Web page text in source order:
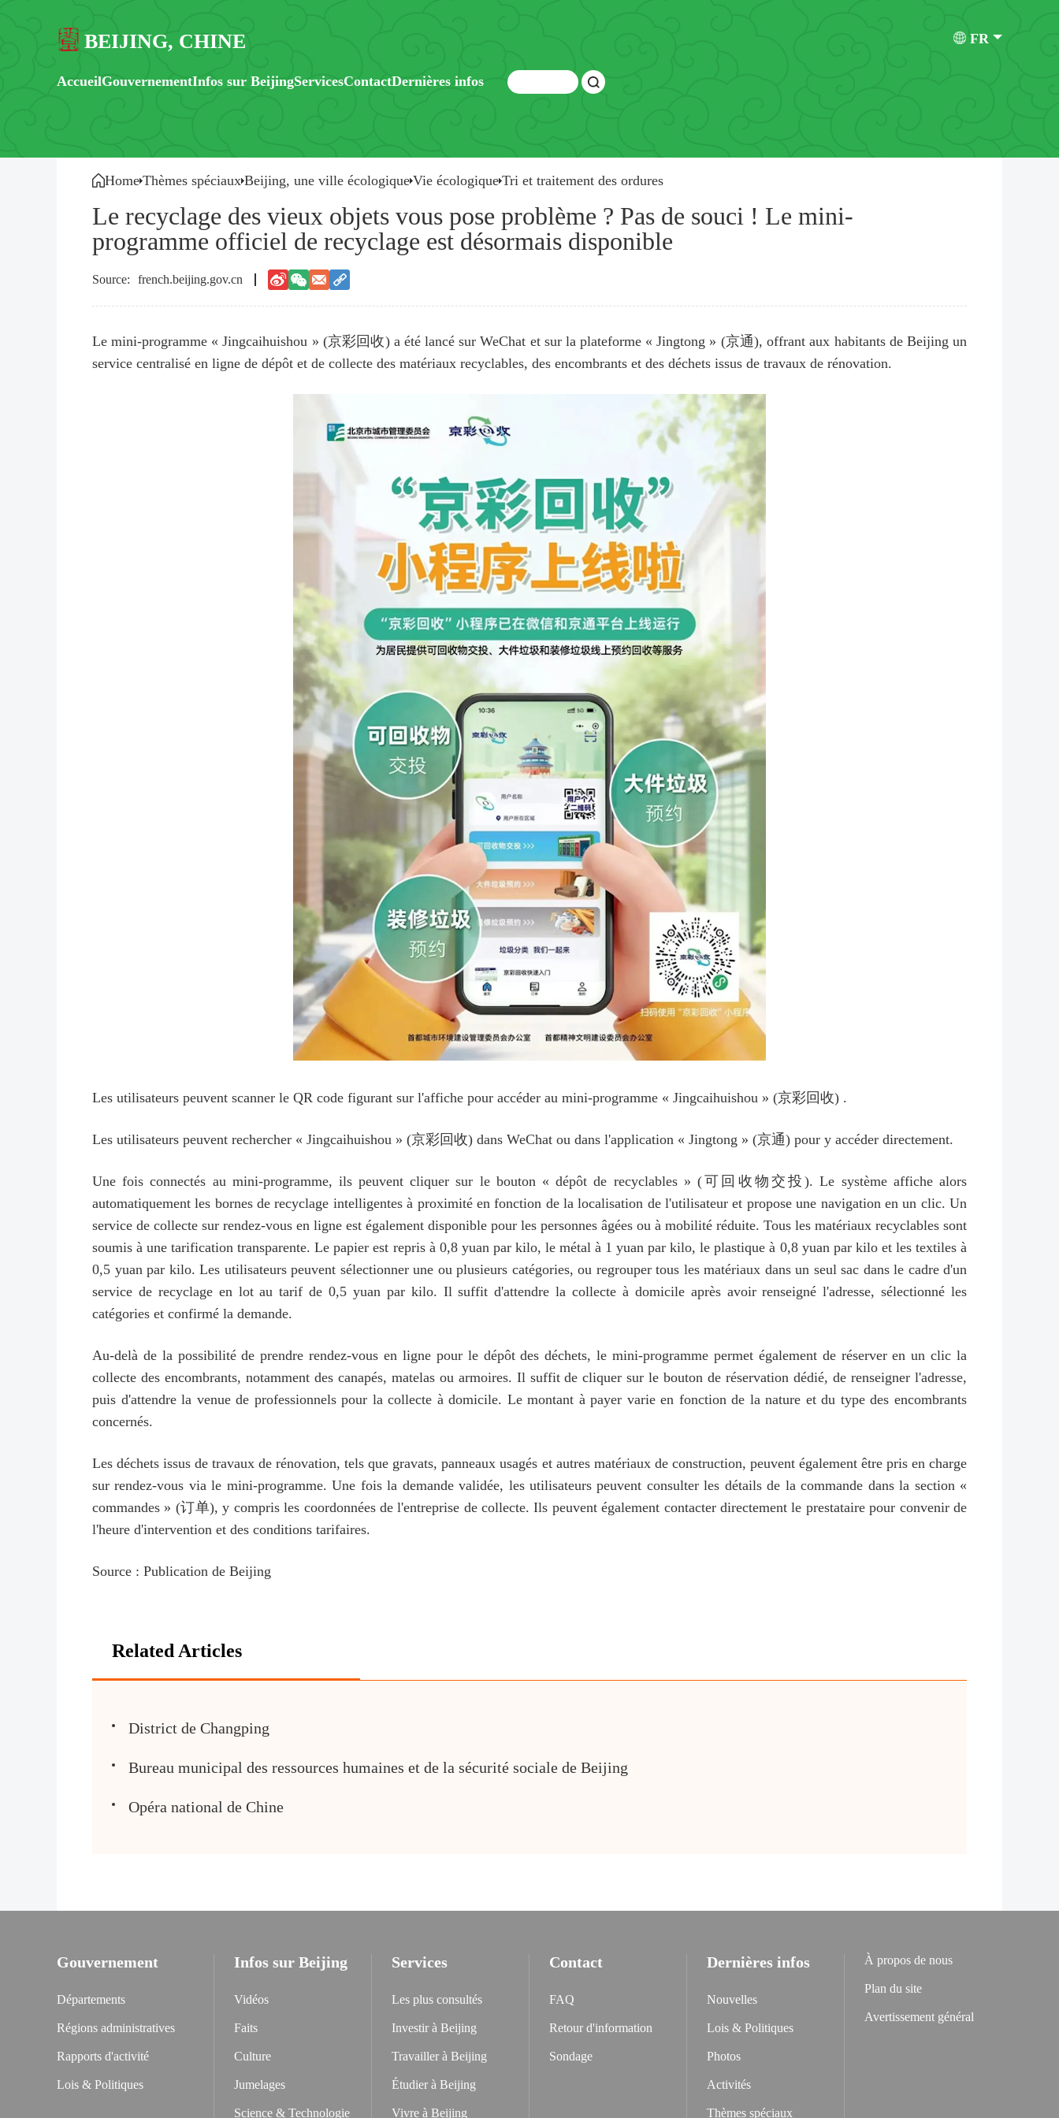
BEIJING, CHINE FR
AccueilGouvernementInfos sur BeijingServicesContactDernières infos
Home Thèmes spéciaux Beijing, une ville écologique Vie écologique Tri et traitement des ordures
Le recyclage des vieux objets vous pose problème ? Pas de souci ! Le mini-
programme officiel de recyclage est désormais disponible
french.beijing.gov.cn
Le mini-programme « Jingcaihuishou » (京彩回收) a été lancé sur WeChat et sur la plateforme « Jingtong » (京通), offrant aux habitants de Beijing un
service centralisé en ligne de dépôt et de collecte des matériaux recyclables, des encombrants et des déchets issus de travaux de rénovation.
Les utilisateurs peuvent scanner le QR code figurant sur l'affiche pour accéder au mini-programme « Jingcaihuishou » (京彩回收) .
Les utilisateurs peuvent rechercher « Jingcaihuishou » (京彩回收) dans WeChat ou dans l'application « Jingtong » (京通) pour y accéder directement.
Une fois connectés au mini-programme, ils peuvent cliquer sur le bouton « dépôt de recyclables » (可回收物交投). Le système affiche alors
automatiquement les bornes de recyclage intelligentes à proximité en fonction de la localisation de l'utilisateur et propose une navigation en un clic. Un
service de collecte sur rendez-vous en ligne est également disponible pour les personnes âgées ou à mobilité réduite. Tous les matériaux recyclables sont
soumis à une tarification transparente. Le papier est repris à 0,8 yuan par kilo, le métal à 1 yuan par kilo, le plastique à 0,8 yuan par kilo et les textiles à
0,5 yuan par kilo. Les utilisateurs peuvent sélectionner une ou plusieurs catégories, ou regrouper tous les matériaux dans un seul sac dans le cadre d'un
service de recyclage en lot au tarif de 0,5 yuan par kilo. Il suffit d'attendre la collecte à domicile après avoir renseigné l'adresse, sélectionné les
catégories et confirmé la demande.
Au-delà de la possibilité de prendre rendez-vous en ligne pour le dépôt des déchets, le mini-programme permet également de réserver en un clic la
collecte des encombrants, notamment des canapés, matelas ou armoires. Il suffit de cliquer sur le bouton de réservation dédié, de renseigner l'adresse,
puis d'attendre la venue de professionnels pour la collecte à domicile. Le montant à payer varie en fonction de la nature et du type des encombrants
concernés.
Les déchets issus de travaux de rénovation, tels que gravats, panneaux usagés et autres matériaux de construction, peuvent également être pris en charge
sur rendez-vous via le mini-programme. Une fois la demande validée, les utilisateurs peuvent consulter les détails de la commande dans la section «
commandes » (订单), y compris les coordonnées de l'entreprise de collecte. Ils peuvent également contacter directement le prestataire pour convenir de
l'heure d'intervention et des conditions tarifaires.
Source : Publication de Beijing
Related Articles
District de Changping
Bureau municipal des ressources humaines et de la sécurité sociale de Beijing
Opéra national de Chine
Gouvernement
Départements
Régions administratives
Rapports d'activité
Lois & Politiques
Infos sur Beijing
Vidéos
Faits
Culture
Jumelages
Science & Technologie
Services
Les plus consultés
Investir à Beijing
Travailler à Beijing
Étudier à Beijing
Vivre à Beijing
Contact
FAQ
Retour d'information
Sondage
Dernières infos
Nouvelles
Lois & Politiques
Photos
Activités
Thèmes spéciaux
À propos de nous
Plan du site
Avertissement général